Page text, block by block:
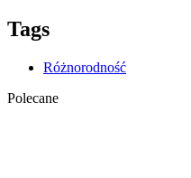
Tags
Różnorodność
Polecane